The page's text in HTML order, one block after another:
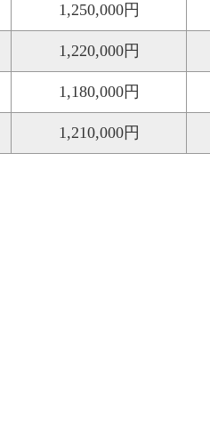
1,250,000円
1,220,000円
1,180,000円
1,210,000円